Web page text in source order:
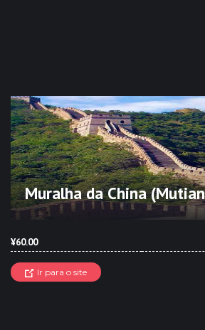
Muralha da China
¥60.00
Ir para o site